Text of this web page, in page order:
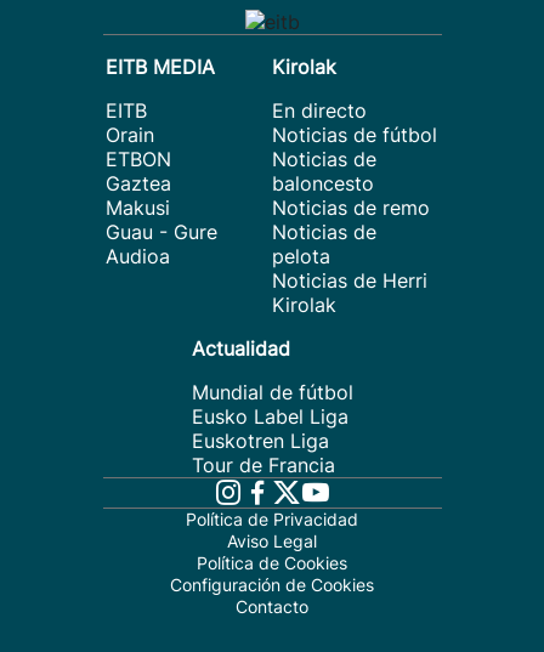
EITB MEDIA
EITB
Orain
ETBON
Gaztea
Makusi
Guau - Gure
Audioa
Kirolak
En directo
Noticias de fútbol
Noticias de
baloncesto
Noticias de remo
Noticias de
pelota
Noticias de Herri
Kirolak
Actualidad
Mundial de fútbol
Eusko Label Liga
Euskotren Liga
Tour de Francia
Política de Privacidad
Aviso Legal
Política de Cookies
Configuración de Cookies
Contacto